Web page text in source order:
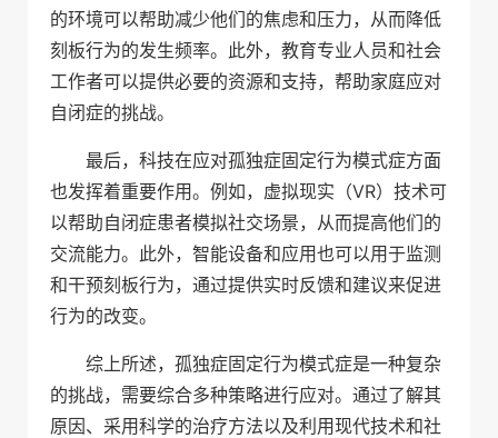
的环境可以帮助减少他们的焦虑和压力，从而降低
刻板行为的发生频率。此外，教育专业人员和社会
工作者可以提供必要的资源和支持，帮助家庭应对
自闭症的挑战。
最后，科技在应对孤独症固定行为模式症方面
也发挥着重要作用。例如，虚拟现实（VR）技术可
以帮助自闭症患者模拟社交场景，从而提高他们的
交流能力。此外，智能设备和应用也可以用于监测
和干预刻板行为，通过提供实时反馈和建议来促进
行为的改变。
综上所述，孤独症固定行为模式症是一种复杂
的挑战，需要综合多种策略进行应对。通过了解其
原因、采用科学的治疗方法以及利用现代技术和社